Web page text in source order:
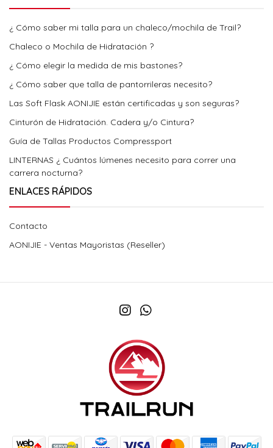
¿ Cómo saber mi talla para un chaleco/mochila de Trail?
Chaleco o Mochila de Hidratación ?
¿ Cómo elegir la medida de mis bastones?
¿ Cómo saber que talla de pantorrileras necesito?
Las Soft Flask AONIJIE están certificadas y son seguras?
Cinturón de Hidratación. Cadera y/o Cintura?
Guía de Tallas Productos Compressport
LINTERNAS ¿ Cuántos lúmenes necesito para correr una
carrera nocturna?
ENLACES RÁPIDOS
Contacto
AONIJIE - Ventas Mayoristas (Reseller)